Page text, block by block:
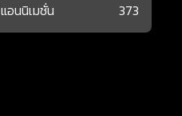
แอนนิเมชั่น
373